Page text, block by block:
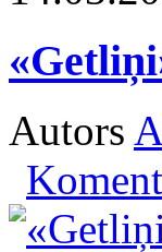
Autors